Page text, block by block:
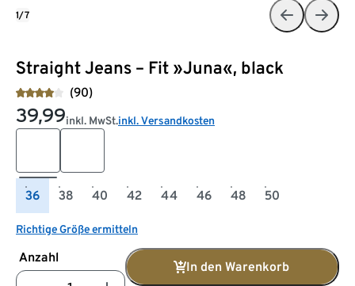
Straight Jeans – Fit »Juna«, black
(90)
39,99inkl. MwSt.inkl. Versandkosten
36 38 40 42 44 46 48 50
Richtige Größe ermitteln
Anzahl
In den Warenkorb
1/7